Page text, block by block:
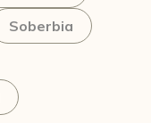
Soberbia